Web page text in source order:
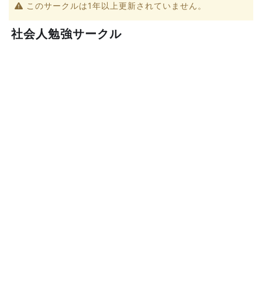
このサークルは1年以上更新されていません。
社会人勉強サークル